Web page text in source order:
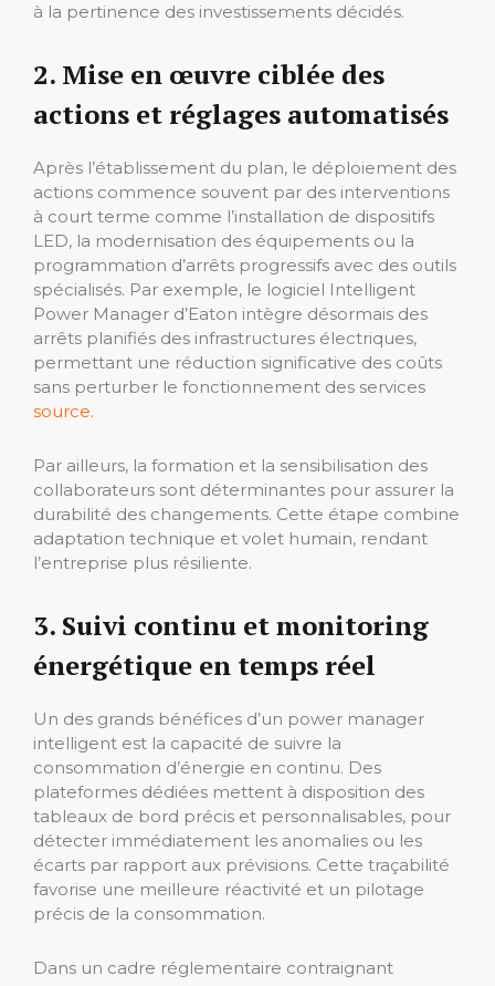
à la pertinence des investissements décidés.
2. Mise en œuvre ciblée des
actions et réglages automatisés
Après l’établissement du plan, le déploiement des
actions commence souvent par des interventions
à court terme comme l’installation de dispositifs
LED, la modernisation des équipements ou la
programmation d’arrêts progressifs avec des outils
spécialisés. Par exemple, le logiciel Intelligent
Power Manager d’Eaton intègre désormais des
arrêts planifiés des infrastructures électriques,
permettant une réduction significative des coûts
sans perturber le fonctionnement des services
source.
Par ailleurs, la formation et la sensibilisation des
collaborateurs sont déterminantes pour assurer la
durabilité des changements. Cette étape combine
adaptation technique et volet humain, rendant
l’entreprise plus résiliente.
3. Suivi continu et monitoring
énergétique en temps réel
Un des grands bénéfices d’un power manager
intelligent est la capacité de suivre la
consommation d’énergie en continu. Des
plateformes dédiées mettent à disposition des
tableaux de bord précis et personnalisables, pour
détecter immédiatement les anomalies ou les
écarts par rapport aux prévisions. Cette traçabilité
favorise une meilleure réactivité et un pilotage
précis de la consommation.
Dans un cadre réglementaire contraignant